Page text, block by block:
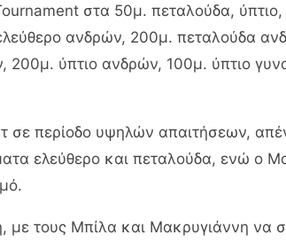
στα 50μ. πεταλούδα, ύπτιο,
ανδρών, 200μ. πεταλούδα
200μ. ύπτιο ανδρών, 100μ. ύπτιο
σε περίοδο υψηλών απαιτήσεων,
ελεύθερο και πεταλούδα, ενώ ο
τους Μπίλα και Μακρυγιάννη να